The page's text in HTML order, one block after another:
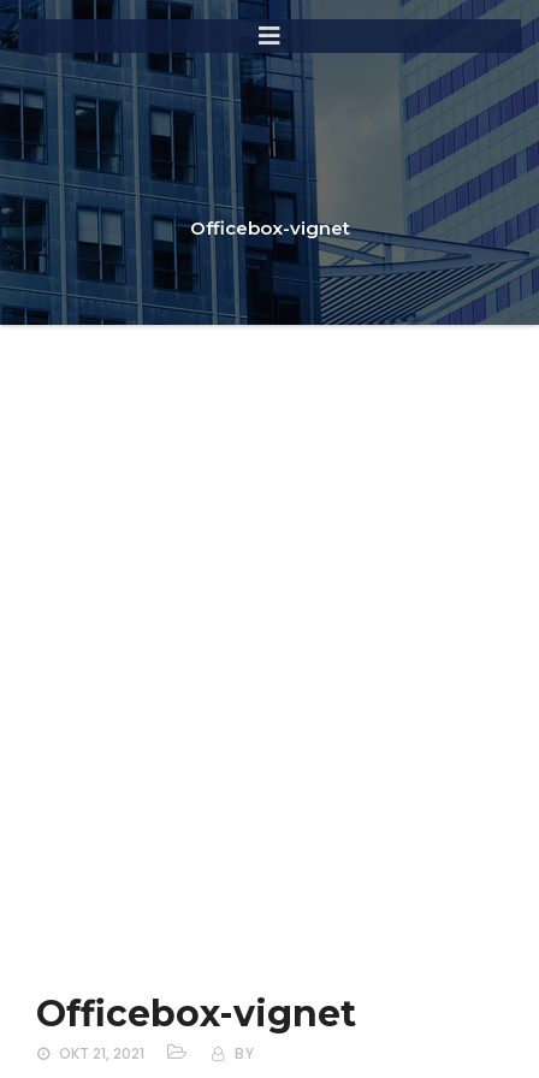
Officebox-vignet
Officebox-vignet
OKT 21, 2021 BY